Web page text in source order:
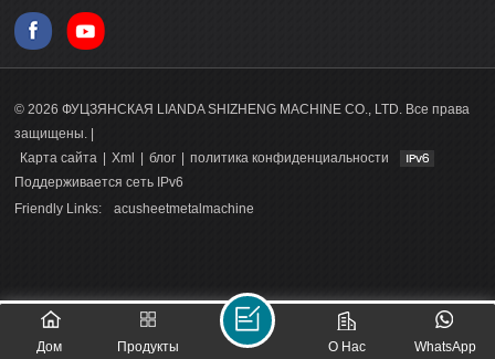
© 2026 ФУЦЗЯНСКАЯ LIANDA SHIZHENG MACHINE CO., LTD. Все права
защищены. |
Карта сайта
Xml блог
политика конфиденциальности
Поддерживается сеть IPv6
Friendly Links:
acusheetmetalmachine
Дом Продукты WhatsApp
О Нас